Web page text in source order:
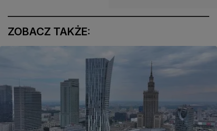
ZOBACZ TAKŻE: